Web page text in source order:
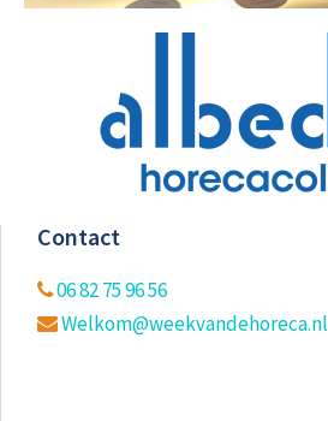
Contact
06 82 75 96 56
Welkom@weekvandehoreca.nl